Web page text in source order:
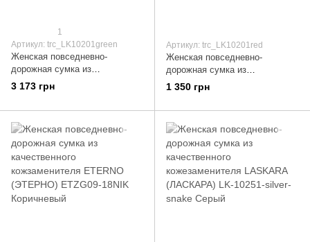
1
Артикул: trc_LK10201green
Женская повседневно-
дорожная сумка из
качественного кожезаменителя
LASKARA (ЛАСКАРА)
3 173 грн
Артикул: trc_LK10201red
Женская повседневно-
дорожная сумка из
качественного кожезаменителя
LASKARA (ЛАСКАРА) LK10201-
1 350 грн